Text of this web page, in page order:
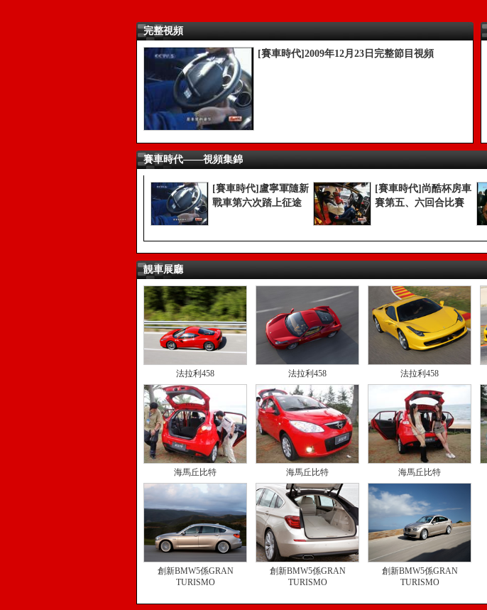
完整視頻
[賽車時代]2009年12月23日完整節目視頻
賽車時代——視頻集錦
[賽車時代]盧寧軍隨新
戰車第六次踏上征途
[賽車時代]尚酷杯房車
賽第五、六回合比賽
靚車展廳
法拉利458 法拉利458 法拉利458
海馬丘比特 海馬丘比特 海馬丘比特
創新BMW5係GRAN
TURISMO
創新BMW5係GRAN
TURISMO
創新BMW5係GRAN
TURISMO